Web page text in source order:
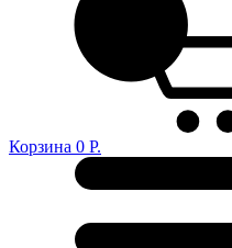
Корзина 0 Р.